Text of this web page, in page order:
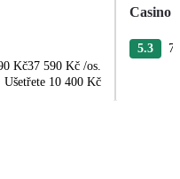
Kč37 590 Kč /os.
Ušetřete 10 400 Kč
Casino
5.3